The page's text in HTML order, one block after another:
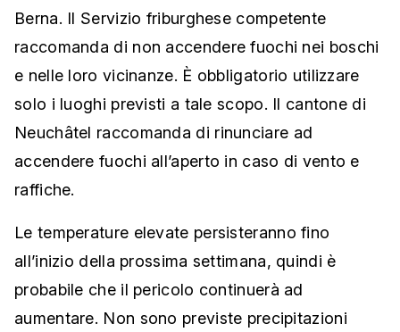
Berna. Il Servizio friburghese competente
raccomanda di non accendere fuochi nei boschi
e nelle loro vicinanze. È obbligatorio utilizzare
solo i luoghi previsti a tale scopo. Il cantone di
Neuchâtel raccomanda di rinunciare ad
accendere fuochi all’aperto in caso di vento e
raffiche.
Le temperature elevate persisteranno fino
all’inizio della prossima settimana, quindi è
probabile che il pericolo continuerà ad
aumentare. Non sono previste precipitazioni